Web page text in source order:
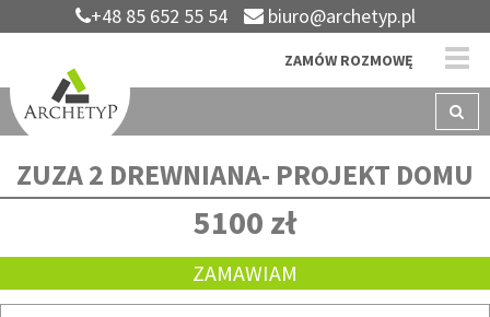
+48 85 652 55 54 biuro@archetyp.pl
ZAMÓW ROZMOWĘ
ZUZA 2 DREWNIANA- PROJEKT DOMU
5100 zł
ZAMAWIAM